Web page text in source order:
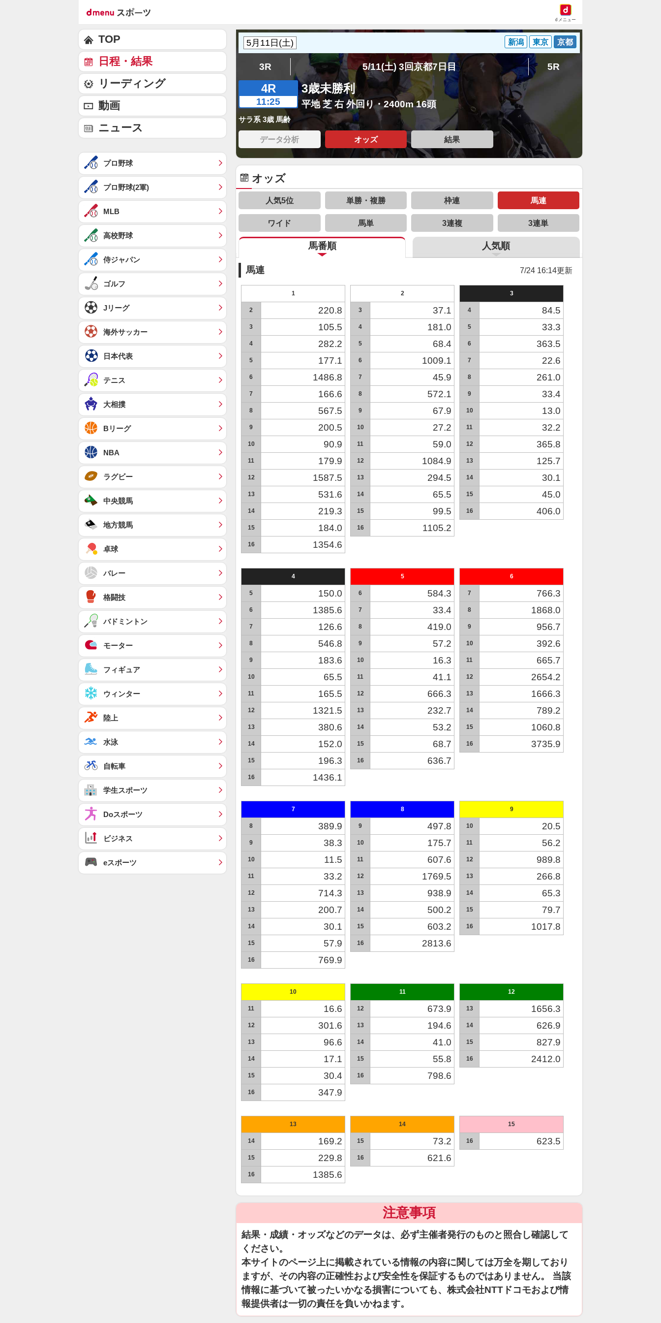
dメニュー
新潟 東京 京都
3R 5/11(土) 3回京都7日目 5R
4R
11:25
3歳未勝利
平地 芝 右 外回り・2400m 16頭
サラ系 3歳 馬齢
データ分析 オッズ 結果
オッズ
人気5位 単勝・複勝 枠連 馬連
ワイド 馬単 3連複 3連単
馬番順 人気順
馬連 7/24 16:14更新
1
2 220.8
3 105.5
4 282.2
5 177.1
6 1486.8
7 166.6
8 567.5
9 200.5
10 90.9
11 179.9
12 1587.5
13 531.6
14 219.3
15 184.0
16 1354.6
2
3 37.1
4 181.0
5 68.4
6 1009.1
7 45.9
8 572.1
9 67.9
10 27.2
11 59.0
12 1084.9
13 294.5
14 65.5
15 99.5
16 1105.2
3
4 84.5
5 33.3
6 363.5
7 22.6
8 261.0
9 33.4
10 13.0
11 32.2
12 365.8
13 125.7
14 30.1
15 45.0
16 406.0
4
5 150.0
6 1385.6
7 126.6
8 546.8
9 183.6
10 65.5
11 165.5
12 1321.5
13 380.6
14 152.0
15 196.3
16 1436.1
5
6 584.3
7 33.4
8 419.0
9 57.2
10 16.3
11 41.1
12 666.3
13 232.7
14 53.2
15 68.7
16 636.7
6
7 766.3
8 1868.0
9 956.7
10 392.6
11 665.7
12 2654.2
13 1666.3
14 789.2
15 1060.8
16 3735.9
7
8 389.9
9 38.3
10 11.5
11 33.2
12 714.3
13 200.7
14 30.1
15 57.9
16 769.9
8
9 497.8
10 175.7
11 607.6
12 1769.5
13 938.9
14 500.2
15 603.2
16 2813.6
9
10 20.5
11 56.2
12 989.8
13 266.8
14 65.3
15 79.7
16 1017.8
10
11 16.6
12 301.6
13 96.6
14 17.1
15 30.4
16 347.9
11
12 673.9
13 194.6
14 41.0
15 55.8
16 798.6
12
13 1656.3
14 626.9
15 827.9
16 2412.0
13
14 169.2
15 229.8
16 1385.6
14
15 73.2
16 621.6
15
16 623.5
注意事項
結果・成績・オッズなどのデータは、必ず主催者発行のものと照合し確認して
ください。
本サイトのページ上に掲載されている情報の内容に関しては万全を期しており
ますが、その内容の正確性および安全性を保証するものではありません。 当該
情報に基づいて被ったいかなる損害についても、株式会社NTTドコモおよび情
報提供者は一切の責任を負いかねます。
TOP
日程・結果
リーディング
動画
ニュース
プロ野球
プロ野球(2軍)
MLB
高校野球
侍ジャパン
ゴルフ
Jリーグ
海外サッカー
日本代表
テニス
大相撲
Bリーグ
NBA
ラグビー
中央競馬
地方競馬
卓球
バレー
格闘技
バドミントン
モーター
フィギュア
ウィンター
陸上
水泳
自転車
学生スポーツ
Doスポーツ
ビジネス
eスポーツ